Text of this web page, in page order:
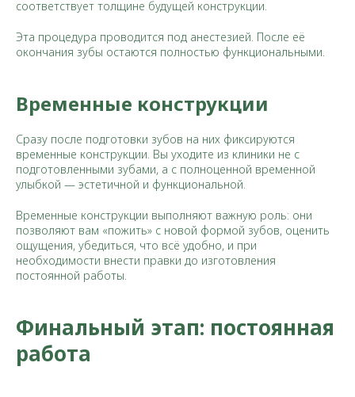
соответствует толщине будущей конструкции.
Эта процедура проводится под анестезией. После её
окончания зубы остаются полностью функциональными.
Временные конструкции
Сразу после подготовки зубов на них фиксируются
временные конструкции. Вы уходите из клиники не с
подготовленными зубами, а с полноценной временной
улыбкой — эстетичной и функциональной.
Временные конструкции выполняют важную роль: они
позволяют вам «пожить» с новой формой зубов, оценить
ощущения, убедиться, что всё удобно, и при
необходимости внести правки до изготовления
постоянной работы.
Финальный этап: постоянная
работа